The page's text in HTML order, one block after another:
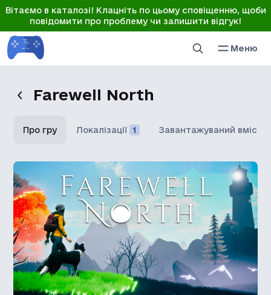
Вітаємо в каталозі! Клацніть по цьому сповіщенню, щоби
повідомити про проблему чи залишити відгук!
Меню
Farewell North
Про гру Локалізації 1 Завантажуваний вміст